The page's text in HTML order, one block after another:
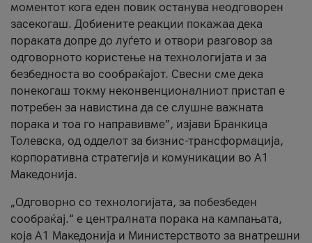
моментот кога еден повик останува неодговорен
засекогаш. Добиените реакции покажаа дека
пораката допре до луѓето и отвори разговор за
одговорното користење на технологијата и за
безбедноста во сообраќајот. Свесни сме дека
понекогаш токму неконвенционалниот пристап е
потребен за навистина да се слушне важната
порака и тоа го направивме”, изјави Бранкица
Толевска, од одделот за бизнис-трансформација,
корпоративна стратегија и комуникации во А1
Македонија.
„Одговорно со технологијата, за побезбеден
сообраќај.“ е централната порака на кампањата,
која A1 Македонија и Министерството за внатрешни